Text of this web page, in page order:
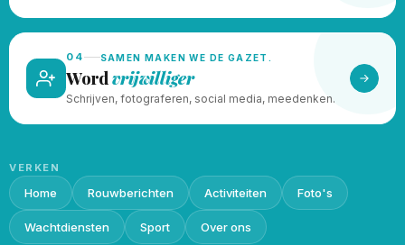
04 SAMEN MAKEN WE DE GAZET.
Wordvrijwilliger
Schrijven, fotograferen, social media, meedenken.
VERKEN
Home Rouwberichten Activiteiten Foto's
Wachtdiensten Sport Over ons